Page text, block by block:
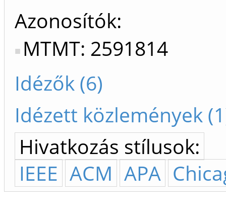
Azonosítók
MTMT: 2591814
Idézők (6)
Idézett közlemények
Hivatkozás stílusok:
IEEE ACM APA